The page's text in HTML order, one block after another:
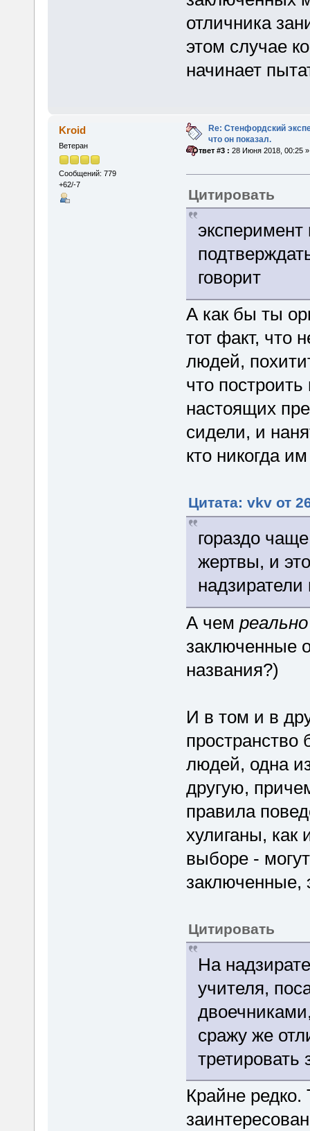
отличника
этом случае
начинает
Kroid
Ветеран
Сообщений: 779
+62/-7
Re: Стенфордский
что он показал.
«Ответ #3 : 28 Июня 2018, 00:25 »
Цитировать
говорит
А как бы ты
тот факт, что
людей,
что
настоящих
сидели, и
кто никогда
Цитата: vkv от
гораздо
жертвы, и
А чем реально
заключенные
названия?)
И в том и в
пространство
людей, одна
другую,
правила
хулиганы, как
выборе -
заключенные,
Цитировать
На
учителя,
сражу же
Крайне редко.